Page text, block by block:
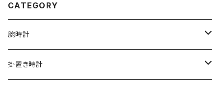
CATEGORY
腕時計
文字盤シングルタイプ
掛置き時計